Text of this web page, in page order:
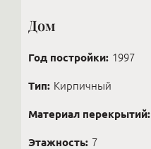
Дом
Год постройки: 1997
Тип: Кирпичный
Материал перекрытий:
Этажность: 7